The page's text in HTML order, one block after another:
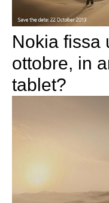
Nokia fissa
ottobre, in
tablet?